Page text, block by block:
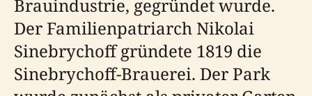
Brauindustrie, gegründet wurde.
Der Familienpatriarch Nikolai
Sinebrychoff gründete 1819 die
Sinebrychoff-Brauerei. Der Park